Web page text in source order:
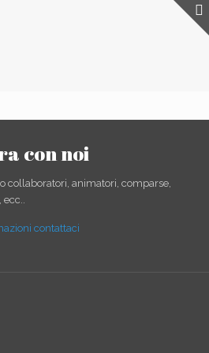
con noi
collaboratori, animatori, comparse,
ecc..
contattaci